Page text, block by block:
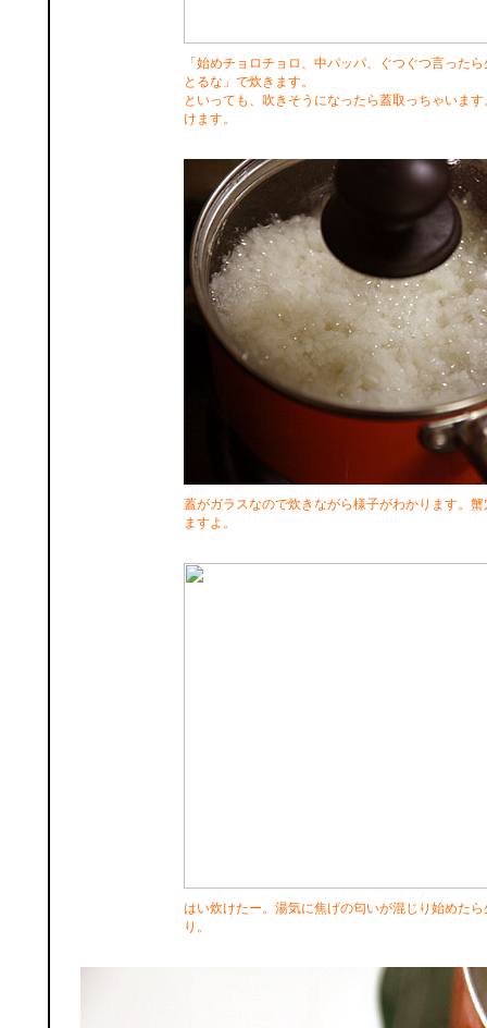
「始めチョロチョロ、中パッパ、ぐつぐつ言った
とるな」で炊きます。
といっても、吹きそうになったら蓋取っちゃいま
けます。
蓋がガラスなので炊きながら様子がわかります。
ますよ。
はい炊けたー。湯気に焦げの匂いが混じり始めた
り。